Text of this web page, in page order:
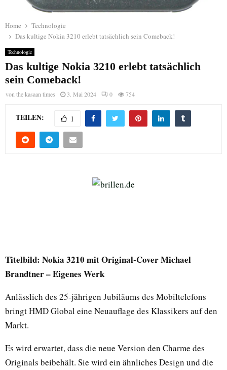
Home
Technologie
Das kultige Nokia 3210 erlebt tatsächlich sein Comeback!
Technologie
Das kultige Nokia 3210 erlebt tatsächlich
sein Comeback!
von the kasaan times 3. Mai 2024 0 754
TEILEN: 1
Titelbild: Nokia 3210 mit Original-Cover Michael
Brandtner – Eigenes Werk
Anlässlich des 25-jährigen Jubiläums des Mobiltelefons
bringt HMD Global eine Neuauflage des Klassikers auf den
Markt.
Es wird erwartet, dass die neue Version den Charme des
Originals beibehält. Sie wird ein ähnliches Design und die